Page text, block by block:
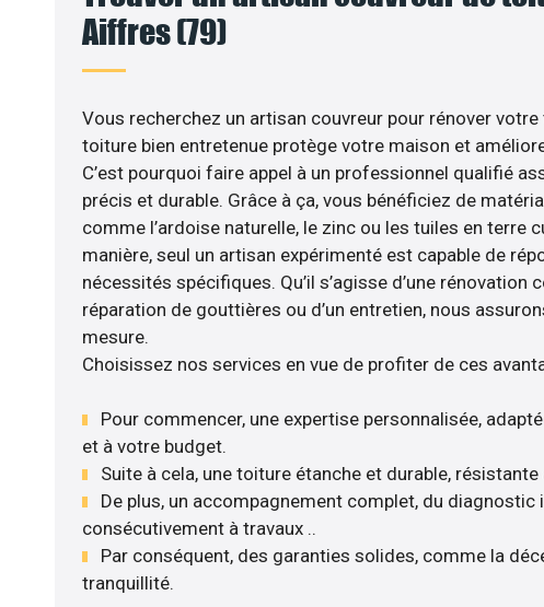
Aiffres (79)
Vous recherchez un artisan couvreur pour rénover votre
toiture bien entretenue protège votre maison et
C’est pourquoi faire appel à un professionnel qualifié
précis et durable. Grâce à ça, vous bénéficiez de
comme l’ardoise naturelle, le zinc ou les tuiles en terre
manière, seul un artisan expérimenté est capable de
nécessités spécifiques. Qu’il s’agisse d’une rénovation
réparation de gouttières ou d’un entretien, nous
mesure.
Choisissez nos services en vue de profiter de ces
Pour commencer, une expertise personnalisée,
et à votre budget.
Suite à cela, une toiture étanche et durable,
De plus, un accompagnement complet, du diagnostic
consécutivement à travaux ..
Par conséquent, des garanties solides, comme la
tranquillité.